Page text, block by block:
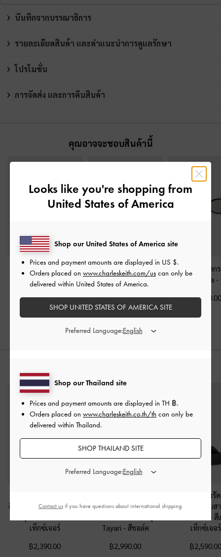
บันทึกจากบรรณาธิการ
รายละเอียดสินค้า และคำแนะนำการดูแลรักษา
โปรโมชั่น
การจัดส่ง และการคืนสินค้า
คุณอาจจะชอบสินค้านี้
รองเท้าส้นสูงรัดส้น
ประดับมุกรุ่น Marie
฿2,390.00
รองเท้าส้นสูงรัดส้นดีเทล
สายคาดตัววี-หนังเงาสี
฿2,390.00
แว่นตากันแดดก
รีรุ่น Pecola-
฿2,790.00
ดีไซน์หัวแหลมดีเทลลอน
เท็กซ์เจอร์
฿2,390.00
คาดด้านหน้าแบบคู่
Tayari-สีชอล์ค
฿2,990.00
รองเท้าส้นสูงรั
ซาตินประดับส
- สี
เท็กซ์เจอร์
฿2,590.00
Looks like you're shopping from
United States of America
Shop our Thailand site
Prices and payment amounts are displayed in TH ฿.
Orders placed on www.charleskeith.co.th/th can only be
delivered within Thailand.
SHOP THAILAND SITE
Preferred Language:
Shop our United States of America site
Prices and payment amounts are displayed in US $.
Orders placed on www.charleskeith.com/us can only be
delivered within United States of America.
SHOP UNITED STATES OF AMERICA SITE
Preferred Language:
Contact usif you have questions about international shipping.